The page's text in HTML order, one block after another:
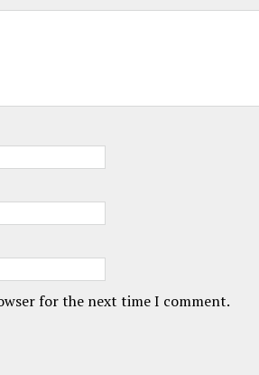
for the next time I comment.